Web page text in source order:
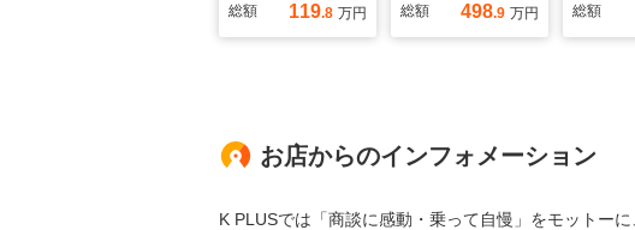
総額
119.8 万円
総額
498.9 万円
総額
お店からのインフォメーション
K PLUSでは「商談に感動・乗って自慢」をモットー